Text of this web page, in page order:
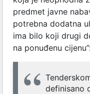
predmet javne
potrebna dodatna
ima bilo koji drugi
na ponuđenu
definisano